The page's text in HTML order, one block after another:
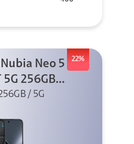
22%
Neo 5
5G 256GB
+ GPAD +
/ 5G